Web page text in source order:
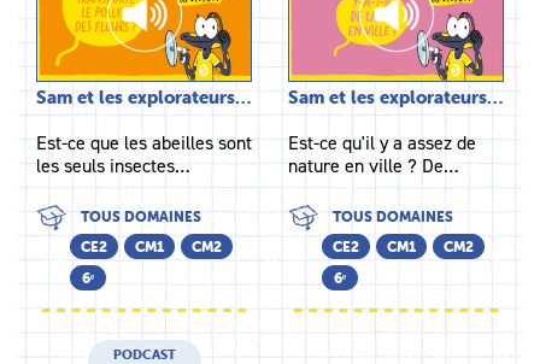
Sam et les explorateurs…
Est-ce que les abeilles sont
les seuls insectes…
TOUS DOMAINES
CE2
CM1
CM2
6ᵉ
Sam et les explorateurs…
Est-ce qu'il y a assez de
nature en ville ? De…
TOUS DOMAINES
CE2
CM1
CM2
6ᵉ
PODCAST